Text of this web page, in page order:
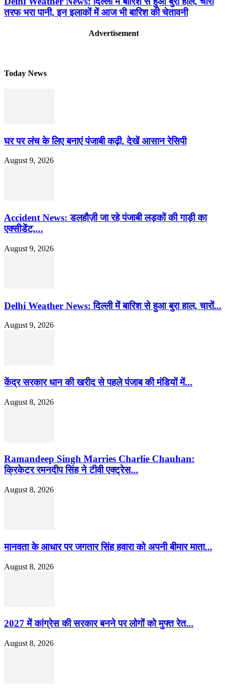
तरफ भरा पानी, इन इलाकों में आज भी बारिश की चेतावनी
Advertisement
Today News
घर पर लंच के लिए बनाएं पंजाबी कढ़ी, देखें आसान रेसिपी
August 9, 2026
Accident News: डलहौज़ी जा रहे पंजाबी लड़कों की गाड़ी का
एक्सीडेंट,...
August 9, 2026
Delhi Weather News: दिल्ली में बारिश से हुआ बुरा हाल, चारों...
August 9, 2026
केंद्र सरकार धान की खरीद से पहले पंजाब की मंडियों में...
August 8, 2026
Ramandeep Singh Marries Charlie Chauhan:
क्रिकेटर रमनदीप सिंह ने टीवी एक्ट्रेस...
August 8, 2026
मानवता के आधार पर जगतार सिंह हवारा को अपनी बीमार माता...
August 8, 2026
2027 में कांग्रेस की सरकार बनने पर लोगों को मुफ्त रेत...
August 8, 2026